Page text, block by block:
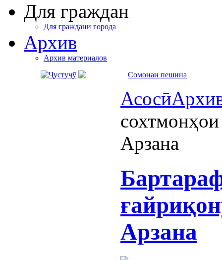
Для граждан
Для граждани города
Архив
Архив материалов
Асосӣ
Арзана
Арзана